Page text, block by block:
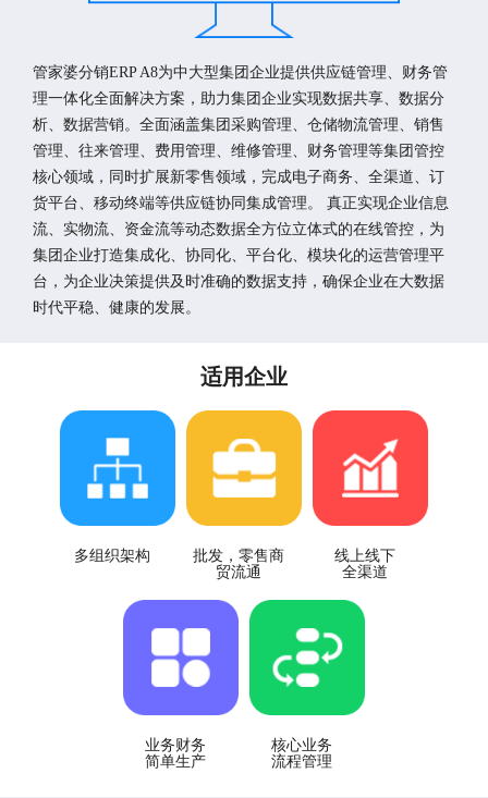
管家婆分销ERP A8为中大型集团企业提供供应链管理、财务管
理一体化全面解决方案，助力集团企业实现数据共享、数据分
析、数据营销。全面涵盖集团采购管理、仓储物流管理、销售
管理、往来管理、费用管理、维修管理、财务管理等集团管控
核心领域，同时扩展新零售领域，完成电子商务、全渠道、订
货平台、移动终端等供应链协同集成管理。 真正实现企业信息
流、实物流、资金流等动态数据全方位立体式的在线管控，为
集团企业打造集成化、协同化、平台化、模块化的运营管理平
台，为企业决策提供及时准确的数据支持，确保企业在大数据
时代平稳、健康的发展。
适用企业
多组织架构
批发，零售商
贸流通
线上线下
全渠道
业务财务
简单生产
核心业务
流程管理